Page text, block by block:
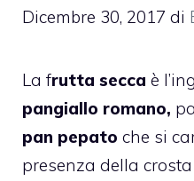
Dicembre 30, 2017 di
La frutta secca è
pangiallo romano,
pan pepato che si
presenza della